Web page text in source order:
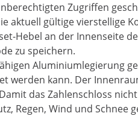
Zugriffen
aktuell gültige
Hebel an der Innenseite
zu speichern.
Aluminiumlegierung
werden kann. Der
das Zahlenschloss
Regen, Wind und